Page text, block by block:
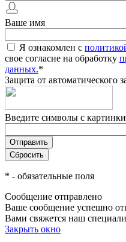
Ваше имя
Я ознакомлен с
свое согласие на обработку
данных.*
Защита от автоматического
Введите символы с картинки
* - обязательные поля
Сообщение отправлено
Ваше сообщение успешно
Вами свяжется наш
Закрыть окно